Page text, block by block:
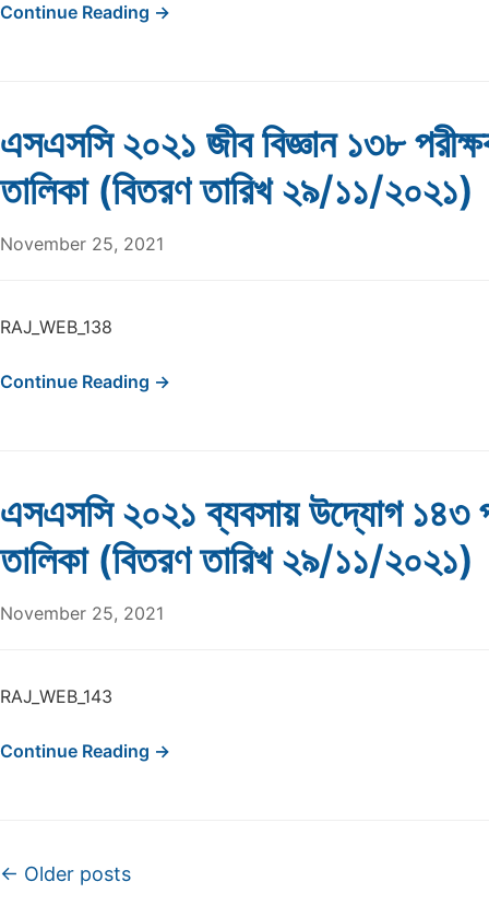
Continue Reading →
এসএসসি ২০২১ জীব বিজ্ঞান ১৩৮
তালিকা (বিতরণ তারিখ ২৯/১১/২০২১)
November 25, 2021
RAJ_WEB_138
Continue Reading →
এসএসসি ২০২১ ব্যবসায় উদ্যোগ ১৪৩
তালিকা (বিতরণ তারিখ ২৯/১১/২০২১)
November 25, 2021
RAJ_WEB_143
Continue Reading →
Post navigation
← Older posts